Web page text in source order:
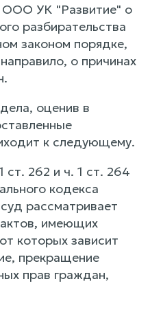
ООО УК "Развитие" о
разбирательства
законом порядке,
о причинах
оценив в
к следующему.
ст. 262 и ч. 1 ст. 264
кодекса
рассматривает
имеющих
которых зависит
прекращение
прав граждан,